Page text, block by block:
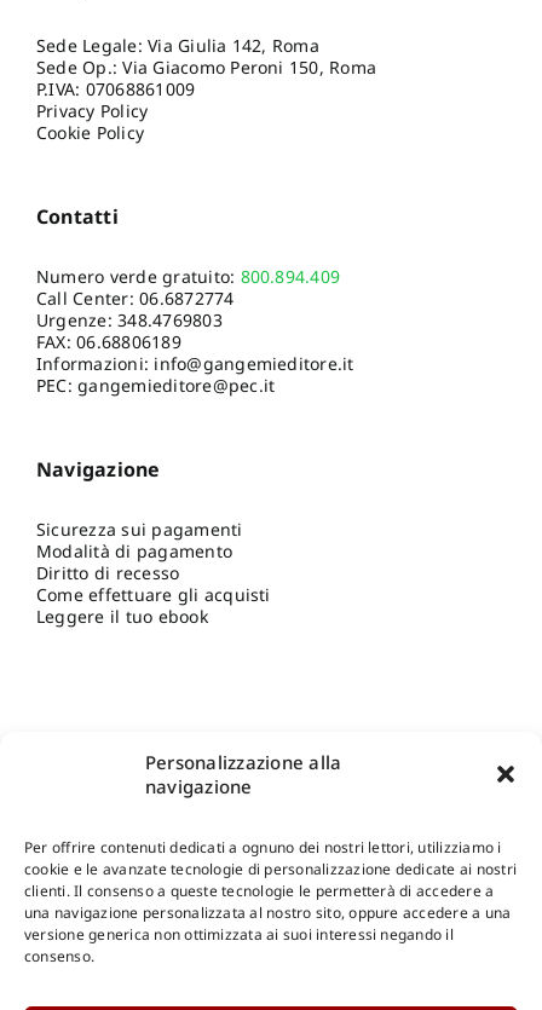
Personalizzazione alla
navigazione
Per offrire contenuti dedicati a ognuno dei nostri lettori, utilizziamo i
cookie e le avanzate tecnologie di personalizzazione dedicate ai nostri
clienti. Il consenso a queste tecnologie le permetterà di accedere a
una navigazione personalizzata al nostro sito, oppure accedere a una
versione generica non ottimizzata ai suoi interessi negando il
consenso.
Sede Legale: Via Giulia 142, Roma
Sede Op.: Via Giacomo Peroni 150, Roma
P.IVA: 07068861009
Privacy Policy
Cookie Policy
Contatti
Numero verde gratuito: 800.894.409
Call Center:06.6872774
Urgenze:348.4769803
FAX: 06.68806189
Informazioni: info@gangemieditore.it
PEC: gangemieditore@pec.it
Navigazione
Sicurezza sui pagamenti
Modalità di pagamento
Diritto di recesso
Come effettuare gli acquisti
Leggere il tuo ebook
Shop Gangemi Editore-Pagamenti Sicuri e anche Rateali